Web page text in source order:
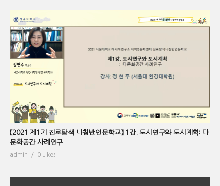
【2021 제1기 진로탐색 나침반인문학교】 1강. 도시연구와 도시계획: 다
문화공간 사례연구
admin 0 Likes